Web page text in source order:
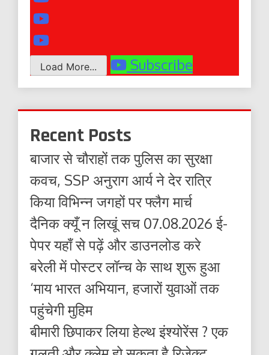
Load More... Subscribe
Recent Posts
बाजार से चौराहों तक पुलिस का सुरक्षा
कवच, SSP अनुराग आर्य ने देर रात्रि
किया विभिन्न जगहों पर फ्लैग मार्च
दैनिक क्यूँ न लिखूं सच 07.08.2026 ई-
पेपर यहाँ से पढ़ें और डाउनलोड करे
बरेली में पोस्टर लॉन्च के साथ शुरू हुआ
‘माय भारत अभियान, हजारों युवाओं तक
पहुंचेगी मुहिम
बीमारी छिपाकर लिया हेल्थ इंश्योरेंस ? एक